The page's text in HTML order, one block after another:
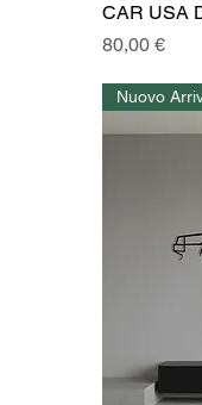
CAR USA
Prezzo
80,00 €
Nuovo